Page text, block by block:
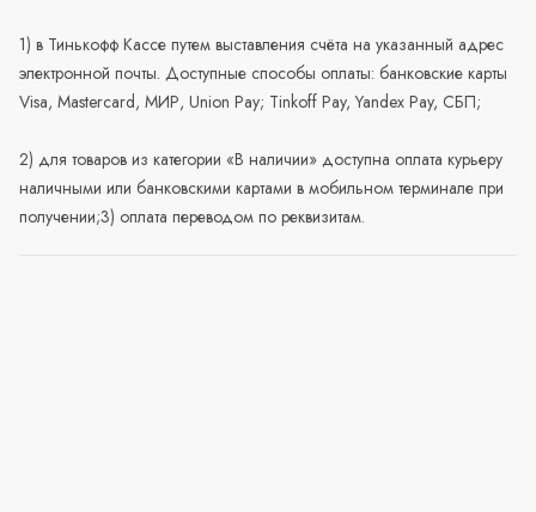
1) в Тинькофф Кассе путем выставления счёта на указанный адрес
электронной почты. Доступные способы оплаты: банковские карты
Visa, Mastercard, МИР, Union Pay; Tinkoff Pay, Yandex Pay, СБП;
2) для товаров из категории «В наличии» доступна оплата курьеру
наличными или банковскими картами в мобильном терминале при
получении;3) оплата переводом по реквизитам.